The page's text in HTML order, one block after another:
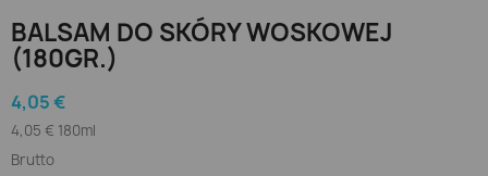
BALSAM DO SKÓRY WOSKOWEJ
(180GR.)
4,05 €
4,05 € 180ml
Brutto